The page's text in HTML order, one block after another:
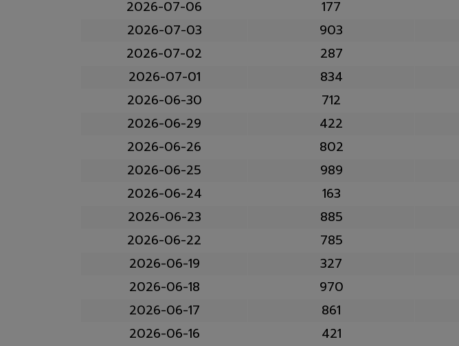
2026-07-06
177
2026-07-03
903
2026-07-02
287
2026-07-01
834
2026-06-30
712
2026-06-29
422
2026-06-26
802
2026-06-25
989
2026-06-24
163
2026-06-23
885
2026-06-22
785
2026-06-19
327
2026-06-18
970
2026-06-17
861
2026-06-16
421